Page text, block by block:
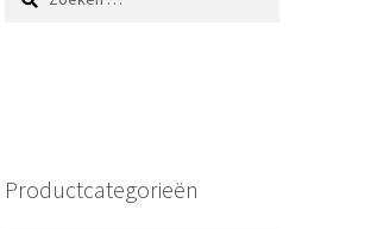
naar:
Productcategorieën